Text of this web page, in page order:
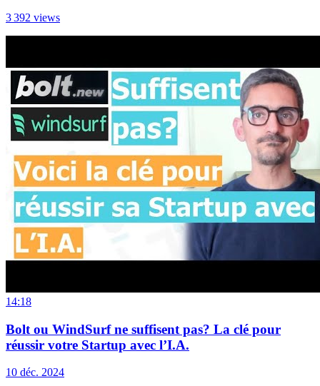
3 392 views
14:18
Bolt ou WindSurf ne suffisent pas? La clé pour
réussir votre Startup avec l’I.A.
10 déc. 2024